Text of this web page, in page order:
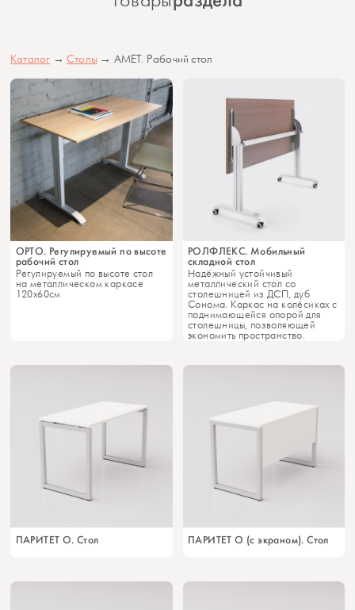
Каталог →Столы → АМЕТ. Рабочий стол
ОРТО. Регулируемый по высоте
рабочий стол
Регулируемый по высоте стол
на металлическом каркасе
120х60см
РОЛФЛЕКС. Мобильный
складной стол
Надёжный устойчивый
металлический стол со
столешницей из ДСП, дуб
Сонома. Каркас на колёсиках с
поднимающейся опорой для
столешницы, позволяющей
экономить пространство.
ПАРИТЕТ О. Стол ПАРИТЕТ О (с экраном). Стол